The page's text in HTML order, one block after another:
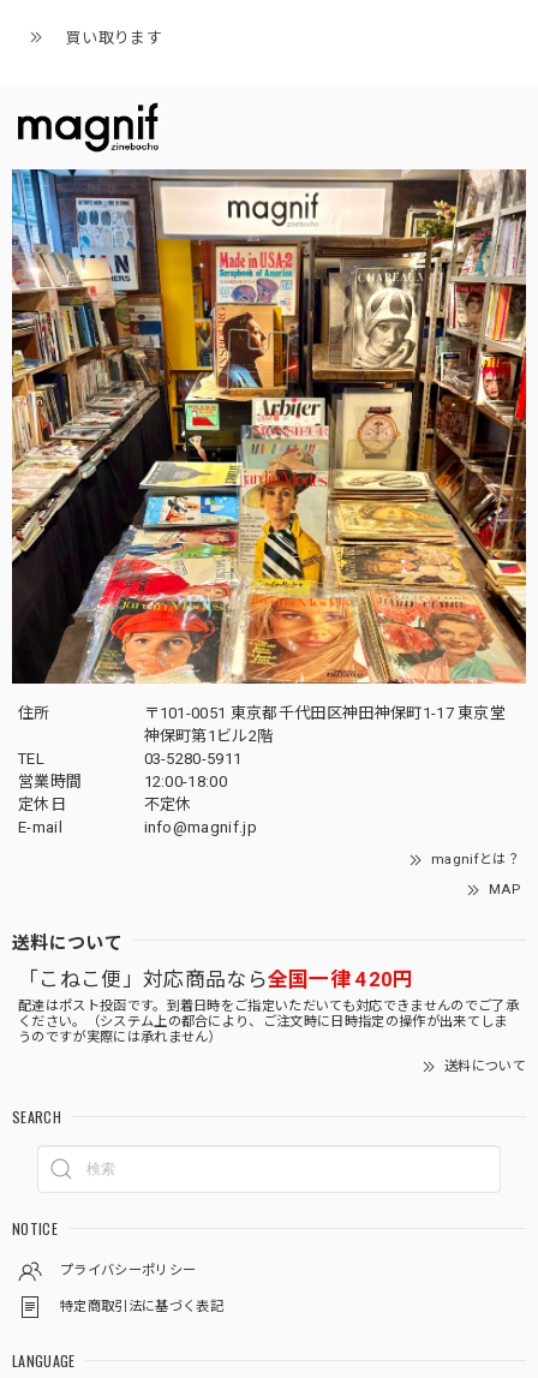
買い取ります
住所
〒101-0051 東京都千代田区神田神保町1-17 東京堂
神保町第1ビル2階
TEL
03-5280-5911
営業時間
12:00-18:00
定休日
不定休
E-mail
info@magnif.jp
magnifとは？
MAP
送料について
「こねこ便」対応商品なら全国一律 420円
配達はポスト投函です。到着日時をご指定いただいても対応できませんのでご了承
ください。（システム上の都合により、ご注文時に日時指定の操作が出来てしま
うのですが実際には承れません）
送料について
SEARCH
NOTICE
プライバシーポリシー
特定商取引法に基づく表記
LANGUAGE